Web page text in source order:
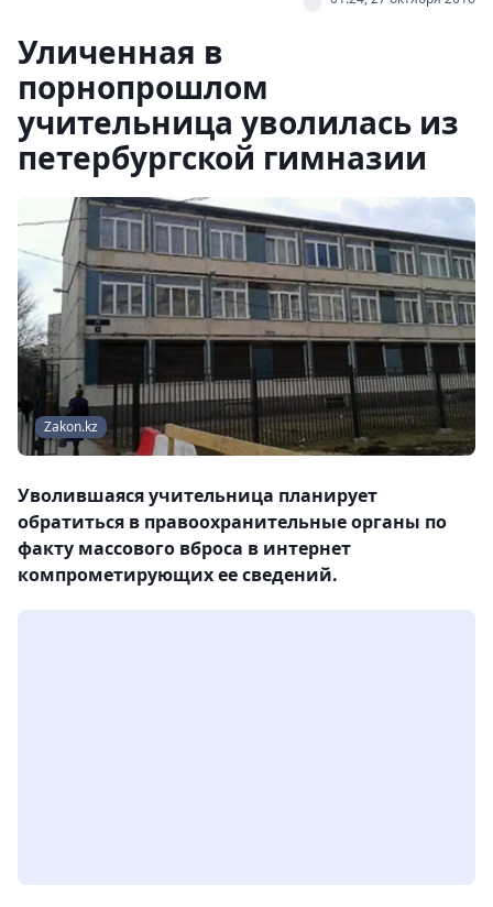
Уличенная в
порнопрошлом
учительница уволилась из
петербургской гимназии
Zakon.kz
Уволившаяся учительница планирует
обратиться в правоохранительные органы по
факту массового вброса в интернет
компрометирующих ее сведений.